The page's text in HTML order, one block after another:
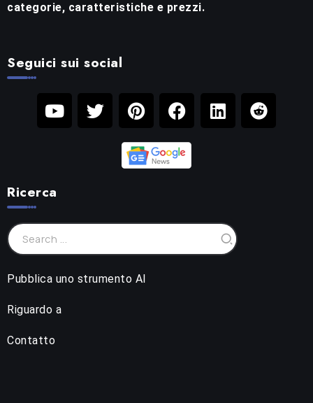
categorie, caratteristiche e prezzi.
Seguici sui social
Ricerca
Pubblica uno strumento AI
Riguardo a
Contatto